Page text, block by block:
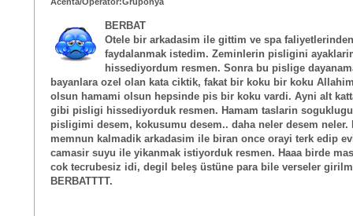
BERBAT
Otele bir arkadasim ile gittim ve spa faliyetlerinden
faydalanmak istedim. Zeminlerin pisligini
hissediyordum resmen. Sonra bu pislige
bayanlara ozel olan kata ciktik, fakat bir koku bir koku
olsun hamami olsun hepsinde pis bir koku vardi. Ayni alt
gibi pisligi hissediyorduk resmen. Hamam taslarin
pisligimi desem, kokusumu desem.. daha neler desem neler.
memnun kalmadik arkadasim ile biran once orayi terk edip
camasir suyu ile yikanmak istiyorduk resmen. Haaa birde
cok tecrubesiz idi, degil beleş üstüne para bile verseler
BERBATTTT.